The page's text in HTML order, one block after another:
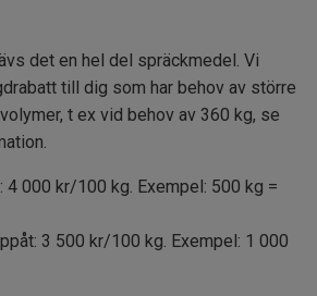
det en hel del spräckmedel. Vi
till dig som har behov av större
t ex vid behov av 360 kg, se
4 000 kr/100 kg. Exempel: 500 kg =
3 500 kr/100 kg. Exempel: 1 000